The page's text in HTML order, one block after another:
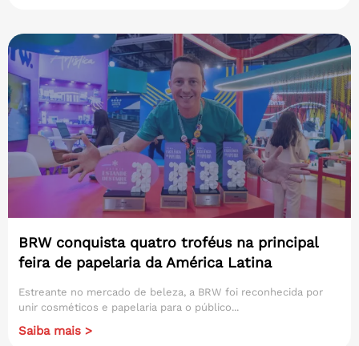
BRW conquista quatro troféus na principal
feira de papelaria da América Latina
Estreante no mercado de beleza, a BRW foi reconhecida por
unir cosméticos e papelaria para o público...
Saiba mais >